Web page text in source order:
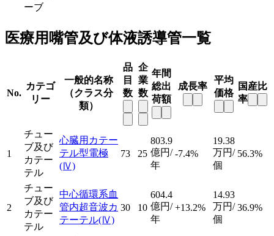
ーブ
医療用嘴管及び体液誘導管一覧
No.
カテゴ
リー
一般的名称
（クラス分
類）
品
目
数
企
業
数
年間
総出
荷額
成長率
平均
価格
国産比
率
1
チュー
ブ及び
カテー
テル
心臓用カテー
テル型電極
(Ⅳ)
73 25
803.9
億円/
年
-7.4%
19.38
万円/
個
56.3%
2
チュー
ブ及び
カテー
テル
中心循環系血
管内超音波カ
テーテル(Ⅳ)
30 10
604.4
億円/
年
+13.2%
14.93
万円/
個
36.9%